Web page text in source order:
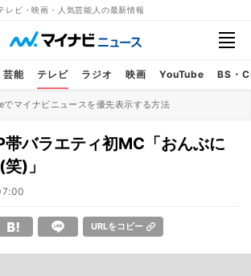
レビ・映画・人気芸能人の最新情報
芸能 テレビ ラジオ 映画 YouTube BS・
マイナビニュースを優先表示する方法
帯バラエティ初MC「おんぶに
)」
URLをコピー